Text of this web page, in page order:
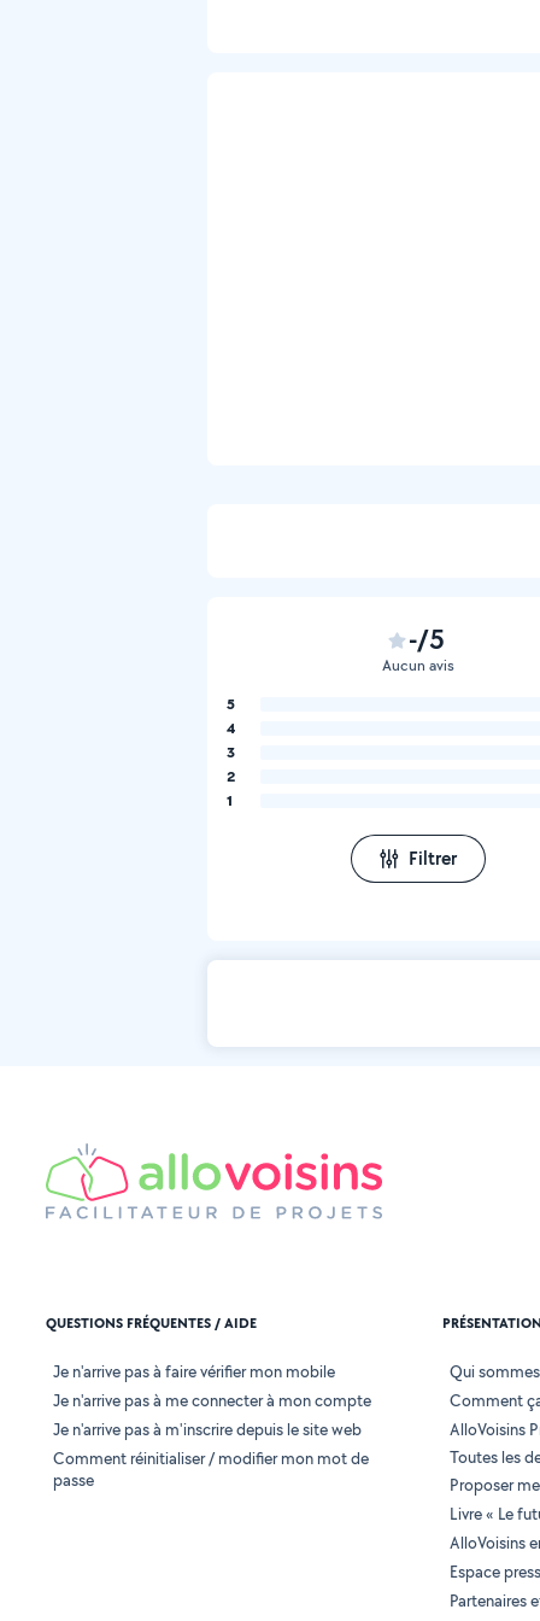
-/5
Aucun avis
5
4
3
2
1
Filtrer
QUESTIONS FRÉQUENTES / AIDE
Je n'arrive pas à faire vérifier mon mobile
Je n'arrive pas à me connecter à mon compte
Je n'arrive pas à m'inscrire depuis le site web
Comment réinitialiser / modifier mon mot de
passe
Qui
Comment
AlloVoisins
Toutes les
Proposer
Livre « Le
AlloVoisins
Espace
Partenaires